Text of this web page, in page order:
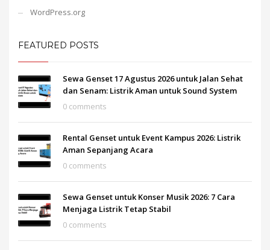
WordPress.org
FEATURED POSTS
Sewa Genset 17 Agustus 2026 untuk Jalan Sehat
dan Senam: Listrik Aman untuk Sound System
0 comments
Rental Genset untuk Event Kampus 2026: Listrik
Aman Sepanjang Acara
0 comments
Sewa Genset untuk Konser Musik 2026: 7 Cara
Menjaga Listrik Tetap Stabil
0 comments